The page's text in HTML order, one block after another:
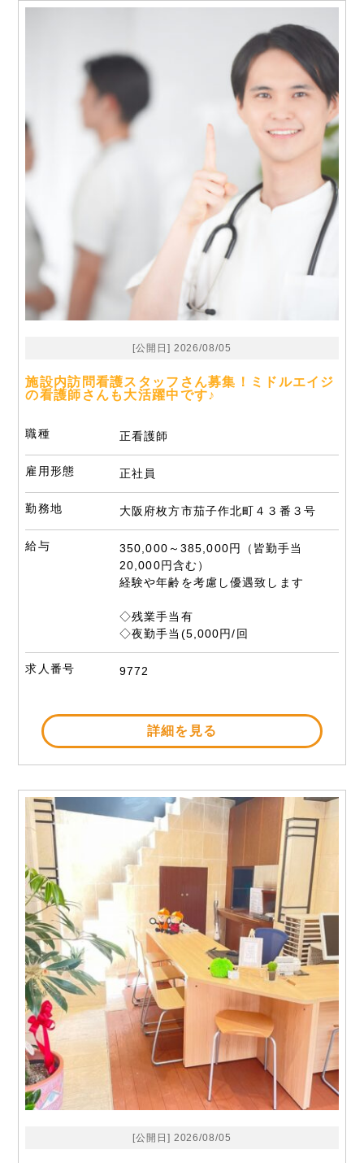
[公開日] 2026/08/05
施設内訪問看護スタッフさん募集！ミドルエイジ
の看護師さんも大活躍中です♪
職種 正看護師
雇用形態 正社員
勤務地 大阪府枚方市茄子作北町４３番３号
給与
350,000～385,000円（皆勤手当
20,000円含む）
経験や年齢を考慮し優遇致します
◇残業手当有
◇夜勤手当(5,000円/回
求人番号 9772
詳細を見る
[公開日] 2026/08/05